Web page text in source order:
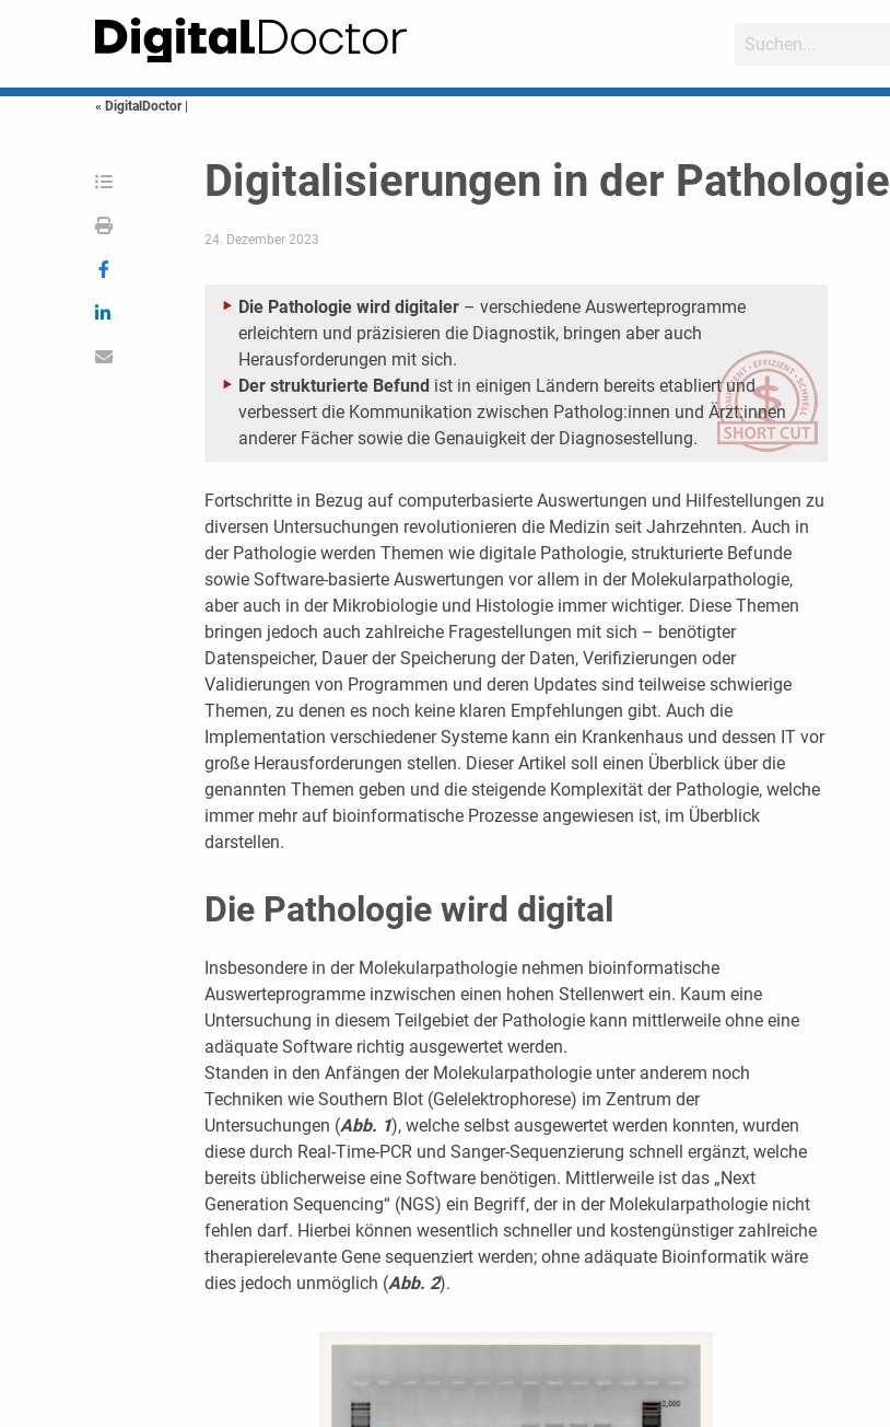
« DigitalDoctor
Digitalisierungen in der Pathologie
24. Dezember 2023
Die Pathologie wird digitaler– verschiedene Auswerteprogramme
erleichtern und präzisieren die Diagnostik, bringen aber auch
Herausforderungen mit sich.
Der strukturierte Befund ist in einigen Ländern bereits etabliert und
verbessert die Kommunikation zwischen Patholog:innen und Ärzt:innen
anderer Fächer sowie die Genauigkeit der Diagnosestellung.
Fortschritte in Bezug auf computerbasierte Auswertungen und Hilfestellungen zu
diversen Untersuchungen revolutionieren die Medizin seit Jahrzehnten. Auch in
der Pathologie werden Themen wie digitale Pathologie, strukturierte Befunde
sowie Software-basierte Auswertungen vor allem in der Molekularpathologie,
aber auch in der Mikrobiologie und Histologie immer wichtiger. Diese Themen
bringen jedoch auch zahlreiche Fragestellungen mit sich – benötigter
Datenspeicher, Dauer der Speicherung der Daten, Verifizierungen oder
Validierungen von Programmen und deren Updates sind teilweise schwierige
Themen, zu denen es noch keine klaren Empfehlungen gibt. Auch die
Implementation verschiedener Systeme kann ein Krankenhaus und dessen IT vor
große Herausforderungen stellen. Dieser Artikel soll einen Überblick über die
genannten Themen geben und die steigende Komplexität der Pathologie, welche
immer mehr auf bioinformatische Prozesse angewiesen ist, im Überblick
darstellen.
Die Pathologie wird digital
Insbesondere in der Molekularpathologie nehmen bioinformatische
Auswerteprogramme inzwischen einen hohen Stellenwert ein. Kaum eine
Untersuchung in diesem Teilgebiet der Pathologie kann mittlerweile ohne eine
adäquate Software richtig ausgewertet werden.
Standen in den Anfängen der Molekularpathologie unter anderem noch
Techniken wie Southern Blot (Gelelektrophorese) im Zentrum der
Untersuchungen (Abb. 1), welche selbst ausgewertet werden konnten, wurden
diese durch Real-Time-PCR und Sanger-Sequenzierung schnell ergänzt, welche
bereits üblicherweise eine Software benötigen. Mittlerweile ist das „Next
Generation Sequencing“ (NGS) ein Begriff, der in der Molekularpathologie nicht
fehlen darf. Hierbei können wesentlich schneller und kostengünstiger zahlreiche
therapierelevante Gene sequenziert werden; ohne adäquate Bioinformatik wäre
dies jedoch unmöglich (Abb. 2).